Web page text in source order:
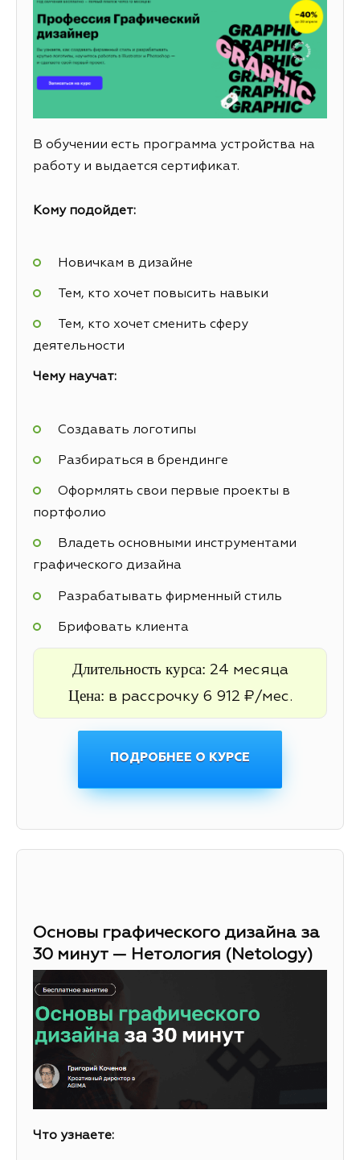
В обучении есть программа устройства на
работу и выдается сертификат.
Кому подойдет:
Новичкам в дизайне
Тем, кто хочет повысить навыки
Тем, кто хочет сменить сферу
деятельности
Чему научат:
Создавать логотипы
Разбираться в брендинге
Оформлять свои первые проекты в
портфолио
Владеть основными инструментами
графического дизайна
Разрабатывать фирменный стиль
Брифовать клиента
Длительность курса: 24 месяца
Цена: в рассрочку 6 912 ₽/мес.
ПОДРОБНЕЕ О КУРСЕ
Основы графического дизайна за
30 минут — Нетология (Netology)
Что узнаете: